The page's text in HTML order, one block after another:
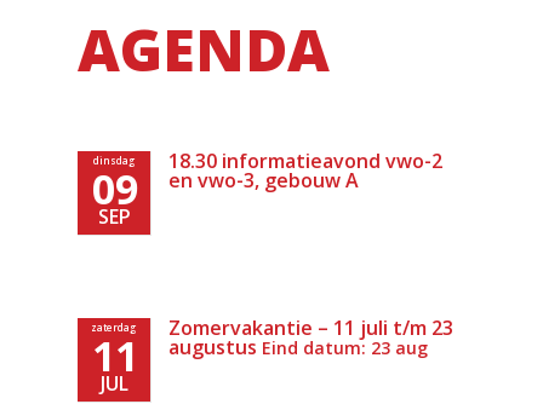
AGENDA
dinsdag
09
SEP
18.30 informatieavond vwo-2
en vwo-3, gebouw A
zaterdag
11
JUL
Zomervakantie – 11 juli t/m 23
augustus Eind datum: 23 aug